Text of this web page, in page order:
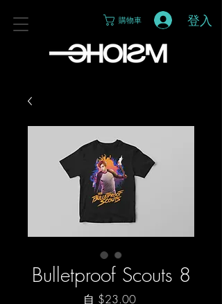
購物車 登入
Bulletproof Scouts 8
自 $23.00促